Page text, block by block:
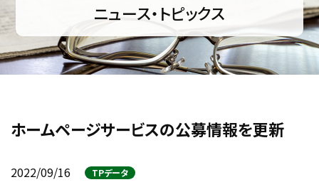
ニュース・トピックス
ホームページサービスの公募情報を更新
2022/09/16 TPデータ